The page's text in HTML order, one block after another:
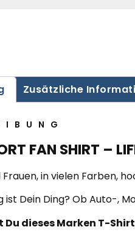
Zusätzliche
FAN SHIRT –
Frauen, in vielen Farben,
ist Dein Ding? Ob Auto-,
Du dieses Marken T-